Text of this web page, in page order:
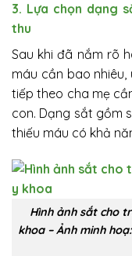
3. Lựa chọn dạng
thu
Sau khi đã nắm rõ
máu cần bao
tiếp theo cha mẹ
con. Dạng sắt gồm
thiếu máu có khả
Hình ảnh sắt cho
khoa – Ảnh minh